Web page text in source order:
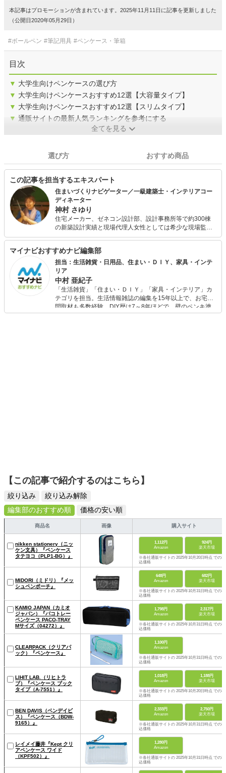
本記事はプロモーションが含まれています。2025年11月11日に記事を更新しました
（公開日2020年05月29日）
#ボールペン #筆記用具 #ペンケース・筆箱
目次
▼ 大学生向けペンケースの選び方
▼ 大学生向けペンケースおすすめ12選【大容量タイプ】
▼ 大学生向けペンケースおすすめ12選【スリムタイプ】
▼ 通販サイトの最新人気ランキングを参考にする
全てを見る
選び方 おすすめ商品
この記事を担当するエキスパート
住まいづくりナビゲーター／一級建築士・インテリアコー
ディネーター
神村 さゆり
住宅メーカー、ゼネコン設計部、設計事務所等で約300棟
の新築設計実績と現場代理人女性としては希少な現場監督
経験を生かしリフォーム物件も約70棟手がける。 住宅や暮
的機関・学校等にて講師としてこれまで述べ5000人以上を
指導。 整理収納アドバイザー、ルームスタイリスト資格認
定講師として800名余の資格者を認定。また資格試験対策
として二級建築士やインテリアコーディネーターの受験指
導も行っている。手描き図面やイラストでのプレゼンにも
定評があり、多くの文具を試してきた。 多趣味が高じて醗
酵教室や手抜き家事教室を開催し好評を得ている。 子ども
３人。A型・獅子座
マイナビおすすめナビ編集部
担当：生活雑貨・日用品、住まい・ＤＩＹ、家具・インテ
リア
中村 亜紀子
「生活雑貨」「住まい・ＤＩＹ」「家具・インテリア」カ
テゴリを担当。生活情報雑誌の編集を15年以上で、お宅訪
問取材も多数経験。DIY歴は7～8年ほどで、壁のペンキ塗
りや壁紙チェンジなどもチャレンジ済み。初心者でもモノ
【この記事で紹介するのはこちら】
絞り込み
絞り込み解除
編集部のおすすめ順
価格の安い順
商品名 画像 購入サイト
nikken stationery（ニッ
ケン文具）『ペンケース
タテヨコ（PLP1-BG）』
1,112円
Amazon
924円
楽天市場
※各社通販サイトの 2025年10月20日時点 での税
込価格
MIDORI（ミドリ）『メッ
シュペンポーチ』
648円
Amazon
682円
楽天市場
※各社通販サイトの 2025年10月31日時点 での税
込価格
KAMIO JAPAN（カミオ
ジャパン）『パコトレー
ペンケース PACO-TRAY
Mサイズ（04272）』
1,798円
Amazon
2,317円
楽天市場
※各社通販サイトの 2025年10月31日時点 での税
込価格
CLEARPACK（クリアパ
ック）『ペンケース』
1,100円
Amazon
※各社通販サイトの 2025年10月31日時点 での税
込価格
LIHIT LAB.（リヒトラ
ブ）『ペンケース ブック
タイプ（A-7551）』
1,018円
Amazon
1,188円
楽天市場
※各社通販サイトの 2025年10月20日時点 での税
込価格
BEN DAVIS（ベンデイビ
ス）『ペンケース（BDW-
9165）』
2,333円
Amazon
2,750円
楽天市場
※各社通販サイトの 2025年10月31日時点 での税
込価格
レイメイ藤井『Kept クリ
アペンケース ワイド
（KPF502）』
1,280円
Amazon
※各社通販サイトの 2025年10月31日時点 での税
込価格